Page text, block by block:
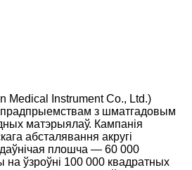
Medical Instrument Co., Ltd.)
прадпрыемствам з шматгадовым
матэрыялаў. Кампанія
абсталявання акругі
плошча — 60 000
на ўзроўні 100 000 квадратных